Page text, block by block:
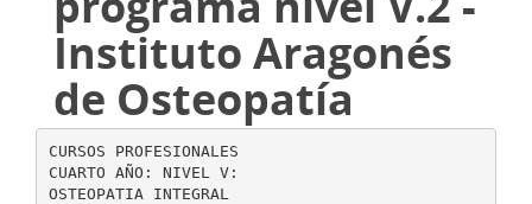
Instituto Aragonés
de Osteopatía
CURSOS PROFESIONALES
CUARTO AÑO: NIVEL V:
OSTEOPATIA INTEGRAL